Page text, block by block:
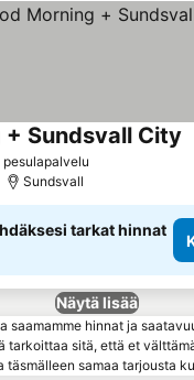
pesulapalvelu
+ Sundsvall City
Sundsvall
tarkat hinnat
Näytä lisää
saamamme hinnat ja
tarkoittaa sitä, että et
täsmälleen samaa tarjousta